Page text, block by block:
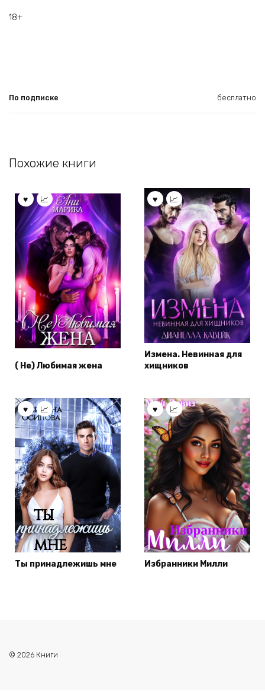
18+
По подписке бесплатно
Похожие книги
( Не) Любимая жена
Измена. Невинная для
хищников
Ты принадлежишь мне Избранники Милли
© 2026 Книги